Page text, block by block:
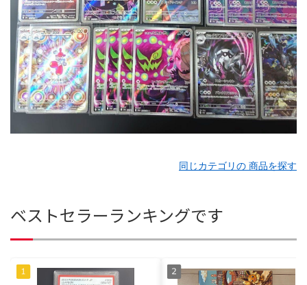
同じカテゴリの 商品を探す
ベストセラーランキングです